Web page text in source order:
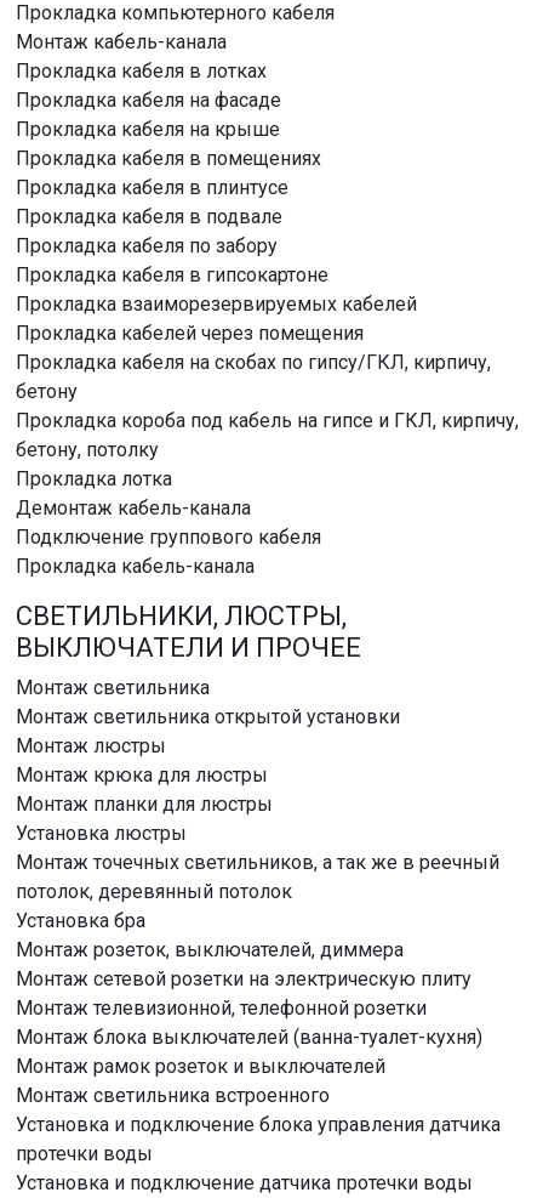
Прокладка компьютерного кабеля
Монтаж кабель-канала
Прокладка кабеля в лотках
Прокладка кабеля на фасаде
Прокладка кабеля на крыше
Прокладка кабеля в помещениях
Прокладка кабеля в плинтусе
Прокладка кабеля в подвале
Прокладка кабеля по забору
Прокладка кабеля в гипсокартоне
Прокладка взаиморезервируемых кабелей
Прокладка кабелей через помещения
Прокладка кабеля на скобах по гипсу/ГКЛ, кирпичу,
бетону
Прокладка короба под кабель на гипсе и ГКЛ, кирпичу,
бетону, потолку
Прокладка лотка
Демонтаж кабель-канала
Подключение группового кабеля
Прокладка кабель-канала
СВЕТИЛЬНИКИ, ЛЮСТРЫ,
ВЫКЛЮЧАТЕЛИ И ПРОЧЕЕ
Монтаж светильника
Монтаж светильника открытой установки
Монтаж люстры
Монтаж крюка для люстры
Монтаж планки для люстры
Установка люстры
Монтаж точечных светильников, а так же в реечный
потолок, деревянный потолок
Установка бра
Монтаж розеток, выключателей, диммера
Монтаж сетевой розетки на электрическую плиту
Монтаж телевизионной, телефонной розетки
Монтаж блока выключателей (ванна-туалет-кухня)
Монтаж рамок розеток и выключателей
Монтаж светильника встроенного
Установка и подключение блока управления датчика
протечки воды
Установка и подключение датчика протечки воды